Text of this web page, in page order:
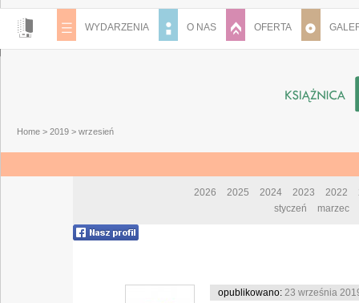
WYDARZENIA O NAS OFERTA
Home > 2019 > wrzesień
2026 2025 2024 2023 2022
styczeń
marzec
opublikowano: 23 września